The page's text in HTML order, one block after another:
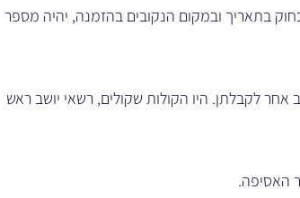
בתאריך ובמקום הנקובים בהזמנה, יהיה מספר
לקבלתן. היו הקולות שקולים, רשאי יושב ראש
האסיפה.